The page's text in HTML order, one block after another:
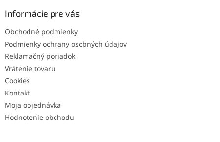
Informácie pre vás
Obchodné podmienky
Podmienky ochrany osobných údajov
Reklamačný poriadok
Vrátenie tovaru
Cookies
Kontakt
Moja objednávka
Hodnotenie obchodu